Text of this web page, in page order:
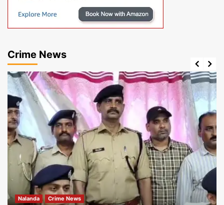
Crime News
Nalanda Crime News